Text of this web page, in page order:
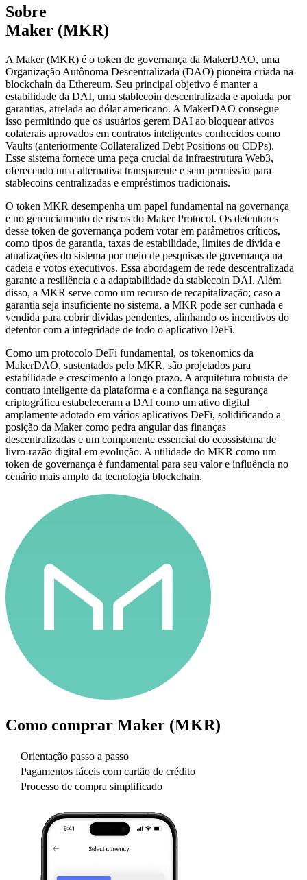
Sobre
Maker (MKR)
A Maker (MKR) é o token de governança da MakerDAO, uma
Organização Autônoma Descentralizada (DAO) pioneira criada na
blockchain da Ethereum. Seu principal objetivo é manter a
estabilidade da DAI, uma stablecoin descentralizada e apoiada por
garantias, atrelada ao dólar americano. A MakerDAO consegue
isso permitindo que os usuários gerem DAI ao bloquear ativos
colaterais aprovados em contratos inteligentes conhecidos como
Vaults (anteriormente Collateralized Debt Positions ou CDPs).
Esse sistema fornece uma peça crucial da infraestrutura Web3,
oferecendo uma alternativa transparente e sem permissão para
stablecoins centralizadas e empréstimos tradicionais.
O token MKR desempenha um papel fundamental na governança
e no gerenciamento de riscos do Maker Protocol. Os detentores
desse token de governança podem votar em parâmetros críticos,
como tipos de garantia, taxas de estabilidade, limites de dívida e
atualizações do sistema por meio de pesquisas de governança na
cadeia e votos executivos. Essa abordagem de rede descentralizada
garante a resiliência e a adaptabilidade da stablecoin DAI. Além
disso, a MKR serve como um recurso de recapitalização; caso a
garantia seja insuficiente no sistema, a MKR pode ser cunhada e
vendida para cobrir dívidas pendentes, alinhando os incentivos do
detentor com a integridade de todo o aplicativo DeFi.
Como um protocolo DeFi fundamental, os tokenomics da
MakerDAO, sustentados pelo MKR, são projetados para
estabilidade e crescimento a longo prazo. A arquitetura robusta de
contrato inteligente da plataforma e a confiança na segurança
criptográfica estabeleceram a DAI como um ativo digital
amplamente adotado em vários aplicativos DeFi, solidificando a
posição da Maker como pedra angular das finanças
descentralizadas e um componente essencial do ecossistema de
livro-razão digital em evolução. A utilidade do MKR como um
token de governança é fundamental para seu valor e influência no
cenário mais amplo da tecnologia blockchain.
Como comprar Maker (MKR)
Orientação passo a passo
Pagamentos fáceis com cartão de crédito
Processo de compra simplificado